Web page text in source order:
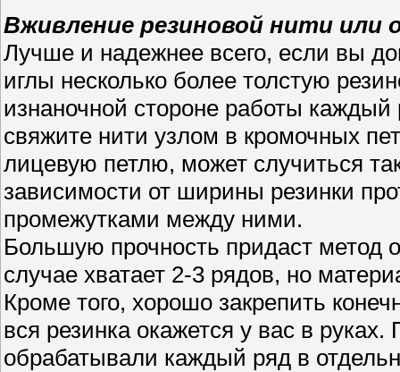
Вживление резиновой нити или
Лучше и надежнее всего, если вы
иглы несколько более толстую
изнаночной стороне работы каждый
свяжите нити узлом в кромочных
лицевую петлю, может случиться
зависимости от ширины резинки
промежутками между ними.
Большую прочность придаст метод
случае хватает 2-3 рядов, но
Кроме того, хорошо закрепить
вся резинка окажется у вас в
обрабатывали каждый ряд в